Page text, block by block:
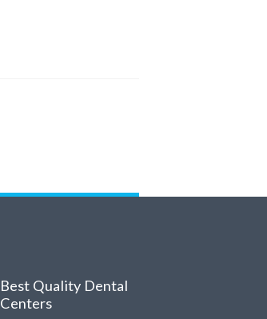
Best Quality Dental
Centers